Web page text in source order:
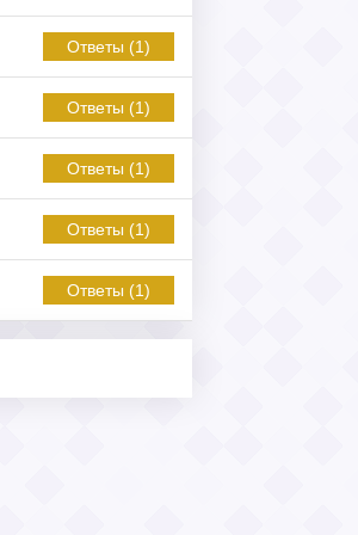
Ответы (1)
Ответы (1)
Ответы (1)
Ответы (1)
Ответы (1)